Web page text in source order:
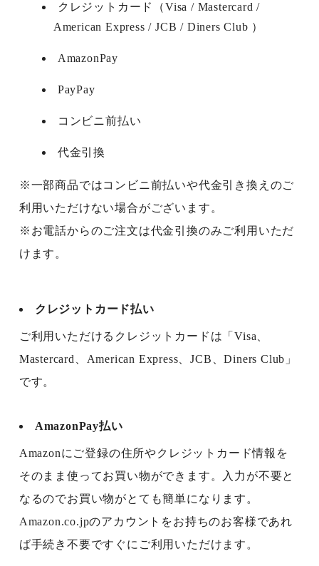
クレジットカード（Visa / Mastercard /
American Express / JCB / Diners Club ）
AmazonPay
PayPay
コンビニ前払い
代金引換
※一部商品ではコンビニ前払いや代金引き換えのご
利用いただけない場合がございます。
※お電話からのご注文は代金引換のみご利用いただ
けます。
クレジットカード払い
ご利用いただけるクレジットカードは「Visa、
Mastercard、American Express、JCB、Diners Club」
です。
AmazonPay払い
Amazonにご登録の住所やクレジットカード情報を
そのまま使ってお買い物ができます。入力が不要と
なるのでお買い物がとても簡単になります。
Amazon.co.jpのアカウントをお持ちのお客様であれ
ば手続き不要ですぐにご利用いただけます。